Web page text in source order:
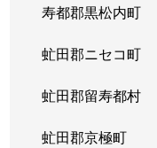
寿都郡黒松内町
虻田郡ニセコ町
虻田郡留寿都村
虻田郡京極町